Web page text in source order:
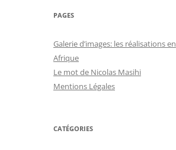
PAGES
Galerie d’images: les réalisations en
Afrique
Le mot de Nicolas Masihi
Mentions Légales
CATÉGORIES